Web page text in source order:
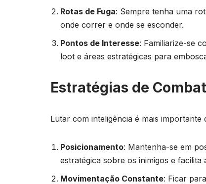
Rotas de Fuga: Sempre tenha uma
onde correr e onde se esconder.
Pontos de Interesse: Familiarize-se
loot e áreas estratégicas para
Estratégias de
Lutar com inteligência é mais
Posicionamento: Mantenha-se em
estratégica sobre os inimigos e
Movimentação Constante: Ficar